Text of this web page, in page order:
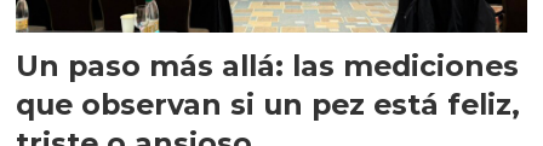
Un paso más allá: las mediciones
que observan si un pez está feliz,